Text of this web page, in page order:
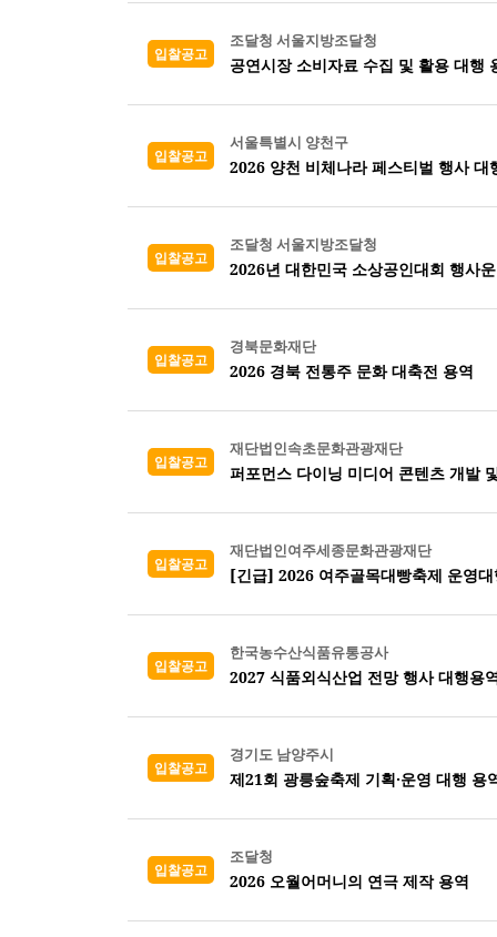
입찰공고
조달청 서울지방조달청
공연시장 소비자료 수집 및 활용 대행
입찰공고
서울특별시 양천구
2026 양천 비체나라 페스티벌 행사 대
입찰공고
조달청 서울지방조달청
2026년 대한민국 소상공인대회 행사
입찰공고
경북문화재단
2026 경북 전통주 문화 대축전 용역
입찰공고
재단법인속초문화관광재단
퍼포먼스 다이닝 미디어 콘텐츠 개발
입찰공고
재단법인여주세종문화관광재단
[긴급] 2026 여주골목대빵축제 운영
입찰공고
한국농수산식품유통공사
2027 식품외식산업 전망 행사 대행용
입찰공고
경기도 남양주시
제21회 광릉숲축제 기획·운영 대행 용
입찰공고
조달청
2026 오월어머니의 연극 제작 용역